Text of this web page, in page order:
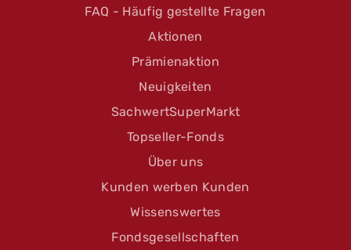
FAQ - Häufig gestellte Fragen
Aktionen
Prämienaktion
Neuigkeiten
SachwertSuperMarkt
Topseller-Fonds
Über uns
Kunden werben Kunden
Wissenswertes
Fondsgesellschaften